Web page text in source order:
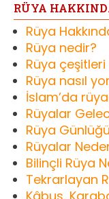
RÜYA
Rüya
Rüya nedir?
Rüya çeşitleri
Rüya nasıl
İslam’da
Rüyalar
Rüya
Rüyalar
Bilinçli Rüya
Tekrarlayan